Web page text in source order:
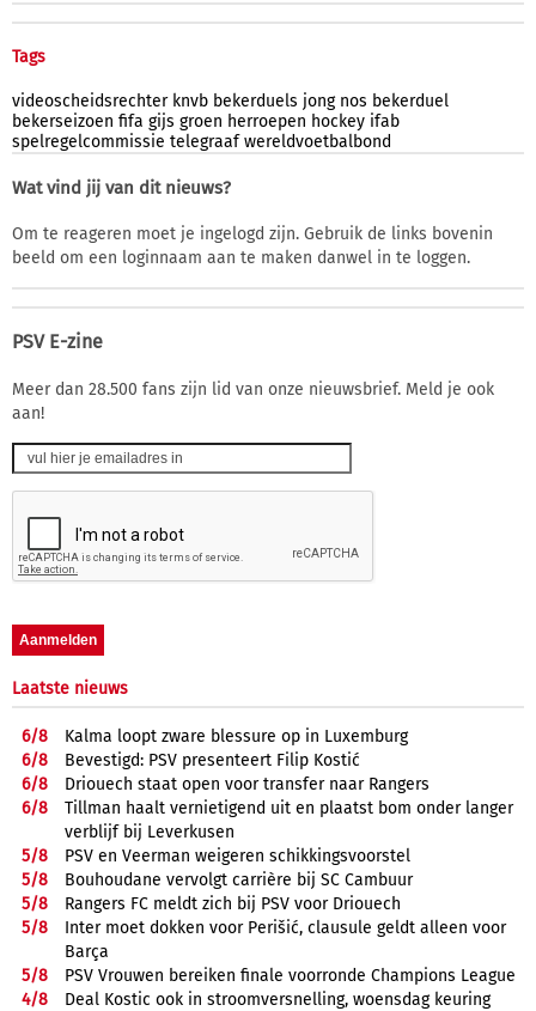
Tags
videoscheidsrechter knvb bekerduels jong nos bekerduel
bekerseizoen fifa gijs groen herroepen hockey ifab
spelregelcommissie telegraaf wereldvoetbalbond
Wat vind jij van dit nieuws?
Om te reageren moet je ingelogd zijn. Gebruik de links bovenin
beeld om een loginnaam aan te maken danwel in te loggen.
PSV E-zine
Meer dan 28.500 fans zijn lid van onze nieuwsbrief. Meld je ook
aan!
Laatste nieuws
6/8
Kalma loopt zware blessure op in Luxemburg
6/8
Bevestigd: PSV presenteert Filip Kostić
6/8
Driouech staat open voor transfer naar Rangers
6/8
Tillman haalt vernietigend uit en plaatst bom onder langer
verblijf bij Leverkusen
5/8
PSV en Veerman weigeren schikkingsvoorstel
5/8
Bouhoudane vervolgt carrière bij SC Cambuur
5/8
Rangers FC meldt zich bij PSV voor Driouech
5/8
Inter moet dokken voor Perišić, clausule geldt alleen voor
Barça
5/8
PSV Vrouwen bereiken finale voorronde Champions League
4/8
Deal Kostic ook in stroomversnelling, woensdag keuring